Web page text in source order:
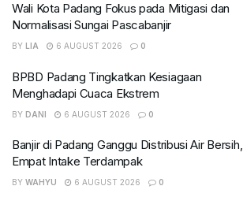
Wali Kota Padang Fokus pada Mitigasi dan
Normalisasi Sungai Pascabanjir
BY LIA 6 AUGUST 2026 0
BPBD Padang Tingkatkan Kesiagaan
Menghadapi Cuaca Ekstrem
BY DANI 6 AUGUST 2026 0
Banjir di Padang Ganggu Distribusi Air Bersih,
Empat Intake Terdampak
BY WAHYU 6 AUGUST 2026 0